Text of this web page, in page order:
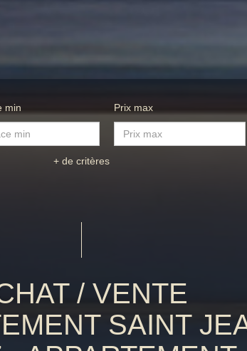
min Prix max
+ de critères
/ VENTE
SAINT